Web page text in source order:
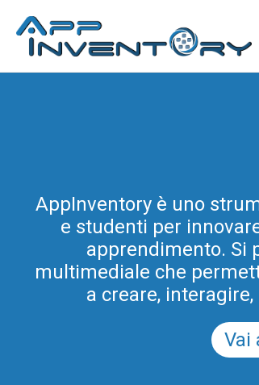
AppInventory è uno
e studenti per
apprendimento. Si
multimediale che
a creare,
Vai
rappresenta un’azione
gli insegnanti di
progetto rientra tra le
e didattica promosse
Scuola Digitale in Friuli
del